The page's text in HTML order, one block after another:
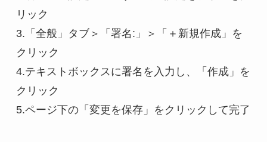
リック
3.「全般」タブ＞「署名:」＞「＋新規作成」を
クリック
4.テキストボックスに署名を入力し、「作成」を
クリック
5.ページ下の「変更を保存」をクリックして完了